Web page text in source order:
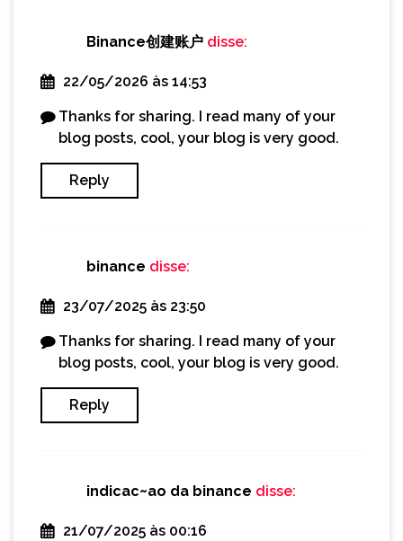
Binance创建账户 disse:
22/05/2026 às 14:53
Thanks for sharing. I read many of your
blog posts, cool, your blog is very good.
Reply
binance disse:
23/07/2025 às 23:50
Thanks for sharing. I read many of your
blog posts, cool, your blog is very good.
Reply
indicac~ao da binance disse:
21/07/2025 às 00:16